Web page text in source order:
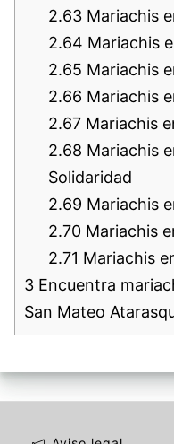
2.63 Mariachis
2.64 Mariachis
2.65 Mariachis
2.66 Mariachis
2.67 Mariachis
2.68 Mariachis
Solidaridad
2.69 Mariachis
2.70 Mariachis
2.71 Mariachis
3 Encuentra
San Mateo